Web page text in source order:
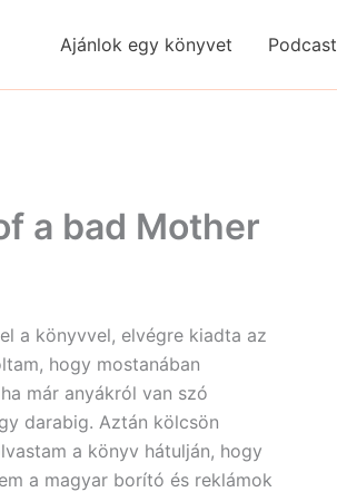
Ajánlok egy könyvet Podcast
a bad Mother
a könyvvel, elvégre kiadta az
hogy mostanában
már anyákról van szó
darabig. Aztán kölcsön
a könyv hátulján, hogy
a magyar borító és reklámok